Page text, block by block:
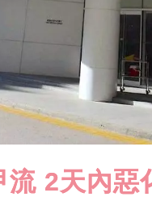
2天內惡